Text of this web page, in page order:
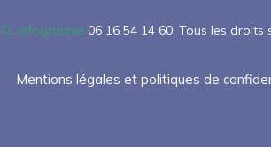
CL Infographie 06 16 54 14 60. Tous les droits
Mentions légales et politiques de